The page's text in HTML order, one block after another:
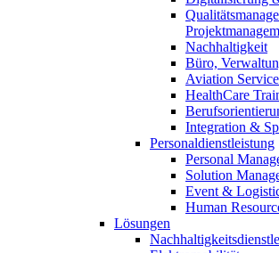
Nachhaltigkeit
Büro,
Aviation
HealthCare
Integration &
Personaldienstleistung
Personal
Solution
Event &
Human
Lösungen